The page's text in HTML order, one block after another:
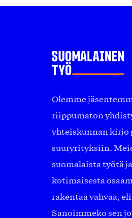
Olemme
riippumaton
yhteiskunnan kirjo
suuryrityksiin.
suomalaista työtä
kotimaisesta
rakentaa vahvaa,
Sanoimmeko sen